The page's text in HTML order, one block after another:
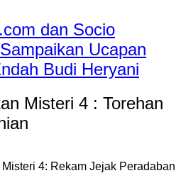
dan Socio
Ucapan
Budi Heryani
Misteri 4 : Torehan
4: Rekam Jejak